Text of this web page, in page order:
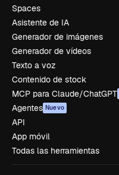
Spaces
Asistente de IA
Generador de imágenes
Generador de vídeos
Texto a voz
Contenido de stock
MCP para Claude/ChatGPT
Agentes Nuevo
API
App móvil
Todas las herramientas